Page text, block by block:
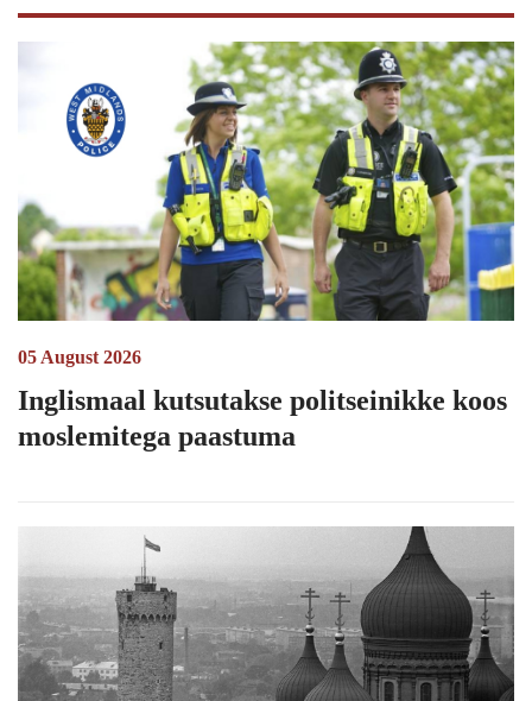
05 August 2026
Inglismaal kutsutakse politseinikke koos
moslemitega paastuma